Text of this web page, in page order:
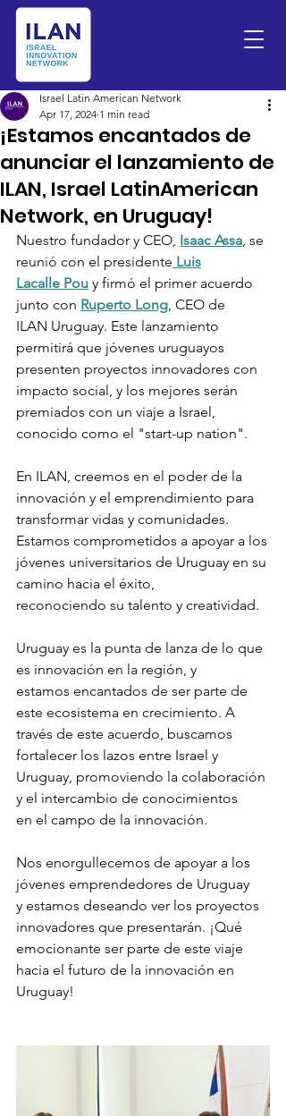
¡Estamos encantados de
anunciar el lanzamiento de
ILAN, Israel LatinAmerican
Network, en Uruguay!
Israel Latin American Network
Apr 17, 2024 1 min read
Nuestro fundador y CEO, Isaac Assa, se
reunió con el presidente Luis
Lacalle Pou y firmó el primer acuerdo
junto con Ruperto Long, CEO de
ILAN Uruguay. Este lanzamiento
permitirá que jóvenes uruguayos
presenten proyectos innovadores con
impacto social, y los mejores serán
premiados con un viaje a Israel,
conocido como el "start-up nation".
En ILAN, creemos en el poder de la
innovación y el emprendimiento para
transformar vidas y comunidades.
Estamos comprometidos a apoyar a los
jóvenes universitarios de Uruguay en su
camino hacia el éxito,
reconociendo su talento y creatividad.
Uruguay es la punta de lanza de lo que
es innovación en la región, y
estamos encantados de ser parte de
este ecosistema en crecimiento. A
través de este acuerdo, buscamos
fortalecer los lazos entre Israel y
Uruguay, promoviendo la colaboración
y el intercambio de conocimientos
en el campo de la innovación.
Nos enorgullecemos de apoyar a los
jóvenes emprendedores de Uruguay
y estamos deseando ver los proyectos
innovadores que presentarán. ¡Qué
emocionante ser parte de este viaje
hacia el futuro de la innovación en
Uruguay!